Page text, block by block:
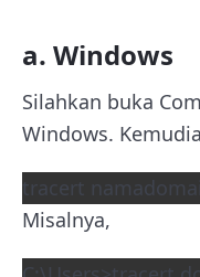
a. Windows
Silahkan buka
Windows.
tracert
Misalnya,